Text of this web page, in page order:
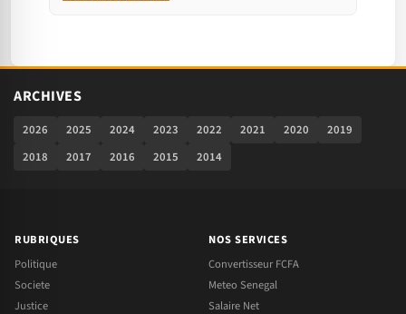
ARCHIVES
2026 2025 2024 2023 2022 2021 2020
2019
2018
2017 2016 2015 2014
RUBRIQUES
Politique
Societe
Justice
NOS SERVICES
Convertisseur FCFA
Meteo Senegal
Salaire Net